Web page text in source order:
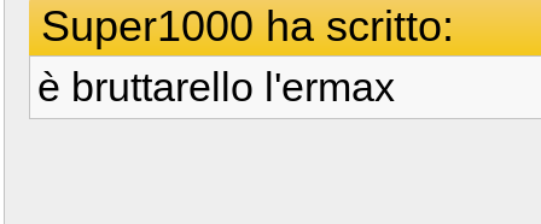
Super1000 ha scritto:
è bruttarello l'ermax